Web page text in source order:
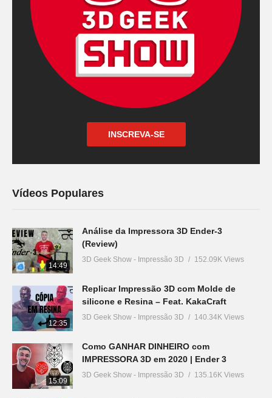
INSCREVA-SE
Vídeos Populares
14:49
Análise da Impressora 3D Ender-3
(Review)
3D Geek Show - Impressão 3D 152.09K Views
12:35
Replicar Impressão 3D com Molde de
silicone e Resina – Feat. KakaCraft
3D Geek Show - Impressão 3D 140.34K Views
15:09
Como GANHAR DINHEIRO com
IMPRESSORA 3D em 2020 | Ender 3
3D Geek Show - Impressão 3D 135.16K Views